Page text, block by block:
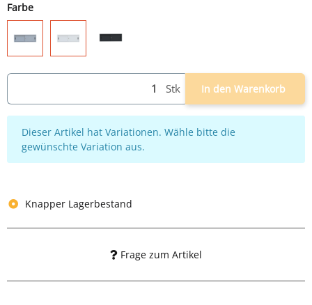
Farbe
Stk In den Warenkorb
x
Dieser Artikel hat Variationen. Wähle bitte die
gewünschte Variation aus.
Knapper Lagerbestand
Frage zum Artikel